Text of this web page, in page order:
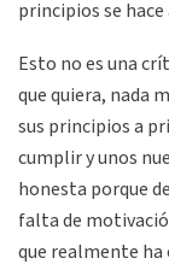
principios se
Esto no es una
que quiera, nada
sus principios a
cumplir y unos
honesta porque
falta de
que realmente ha